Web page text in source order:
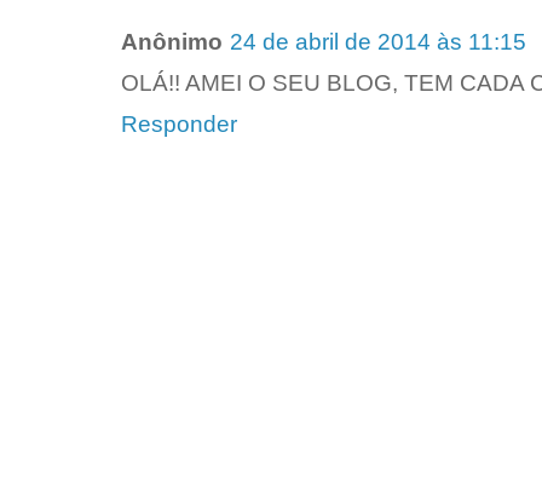
Anônimo 24 de abril de 2014 às 11:15
OLÁ!! AMEI O SEU BLOG, TEM CADA
Responder